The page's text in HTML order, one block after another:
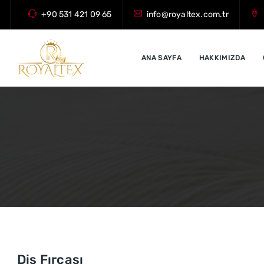
+90 531 421 09 65 info@royaltex.com.tr
ANA SAYFA HAKKIMIZDA
Diş Fırçası